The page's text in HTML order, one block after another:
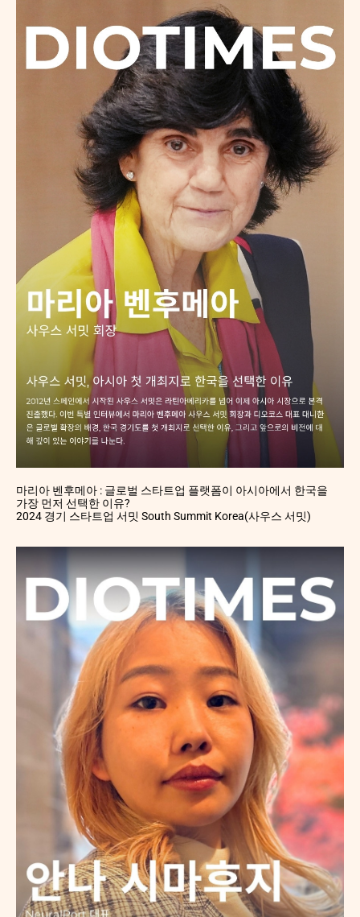
마리아 벤후메아 : 글로벌 스타트업 플랫폼이 아시아에서 한국을
가장 먼저 선택한 이유?
2024 경기 스타트업 서밋 South Summit Korea(사우스 서밋)